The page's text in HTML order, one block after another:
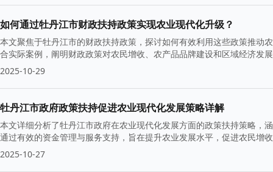
如何通过牡丹江市财政扶持政策实现农业现代化升级？
本文聚焦于牡丹江市的财政扶持政策，探讨如何有效利用这些政策推动
合实际案例，阐明财政政策对农民增收、农产品品牌建设和区域经济发
2025-10-29
牡丹江市政府政策扶持促进农业现代化发展策略详解
本文详细分析了牡丹江市政府在农业现代化发展方面的政策扶持策略，
通过有效的资金管理与服务支持，旨在提升农业发展水平，促进农民增
2025-10-27